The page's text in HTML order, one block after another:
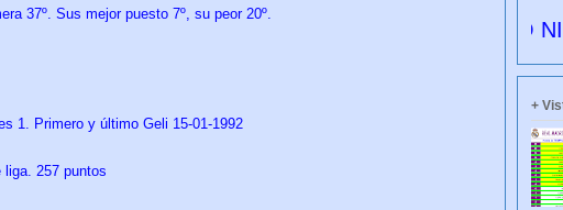
37º. Sus mejor puesto 7º, su peor 20º.
1 . Primero y último Geli 15-01-1992
liga. 257 puntos
CULIBLANCO por FRANCISCO NIETO
+